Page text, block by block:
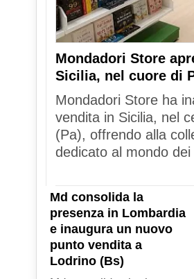
Mondadori Store
Sicilia, nel cuore di
Mondadori Store ha
vendita in Sicilia, nel
(Pa), offrendo alla
dedicato al mondo dei
Md consolida la
presenza in Lombardia
e inaugura un nuovo
punto vendita a
Lodrino (Bs)